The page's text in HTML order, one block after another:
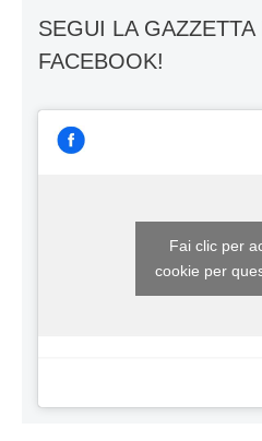
SEGUI LA
FACEBOOK!
Fai clic per
cookie per